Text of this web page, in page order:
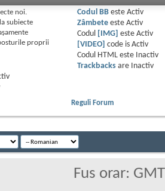
noi.
subiecte
proprii
Codul BBeste Activ
Zâmbeteeste Activ
Codul
[IMG] este Activ
[VIDEO]
code is Activ
Codul HTML este
Inactiv
Trackbacksare
Inactiv
Reguli Forum
Fus orar: